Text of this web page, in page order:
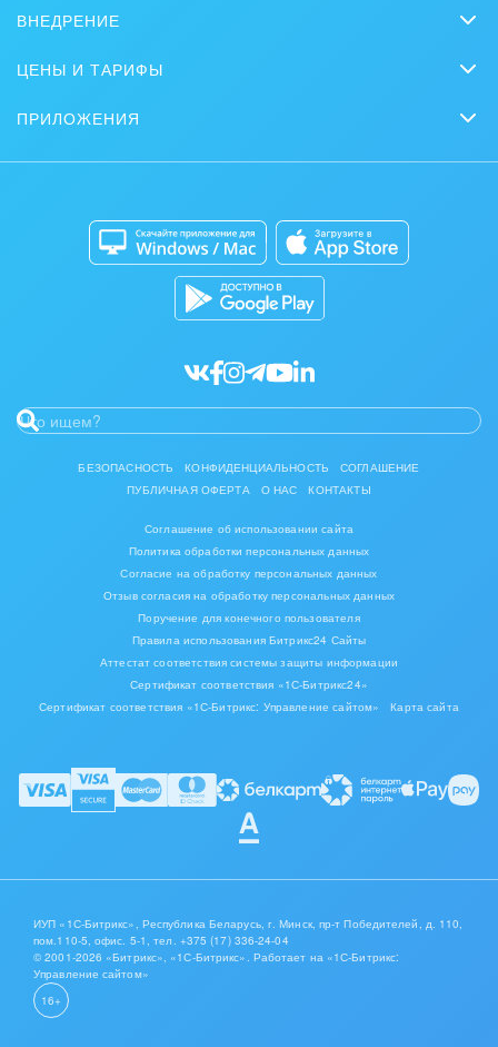
Задачи и Проекты
Контакт-центр
Вебинары
Журнал Битрикс24
Продажи
Маркетинг
Нейросети
Кибербезопасность
ВНЕДРЕНИЕ
Партнеры
Стать партнером
Битрикс24 для Энтерпрайз
ЦЕНЫ И ТАРИФЫ
ПРИЛОЖЕНИЯ
Битрикс24 Маркет
Разработчикам приложений
БЕЗОПАСНОСТЬ КОНФИДЕНЦИАЛЬНОСТЬ
СОГЛАШЕНИЕ
ПУБЛИЧНАЯ ОФЕРТА
О НАС КОНТАКТЫ
Соглашение об использовании сайта
Политика обработки персональных данных
Согласие на обработку персональных данных
Отзыв согласия на обработку персональных данных
Поручение для конечного пользователя
Правила использования Битрикс24 Сайты
Аттестат соответствия системы защиты информации
Сертификат соответствия «1С-Битрикс24»
Сертификат соответствия «1С-Битрикс: Управление сайтом»
Карта сайта
ИУП «1С-Битрикс», Республика Беларусь, г. Минск, пр-т Победителей, д. 110,
пом.110-5, офис. 5-1,тел. +375 (17) 336-24-04
© 2001-2026 «Битрикс», «1С-Битрикс». Работает на «1С-Битрикс:
Управление сайтом»
16+